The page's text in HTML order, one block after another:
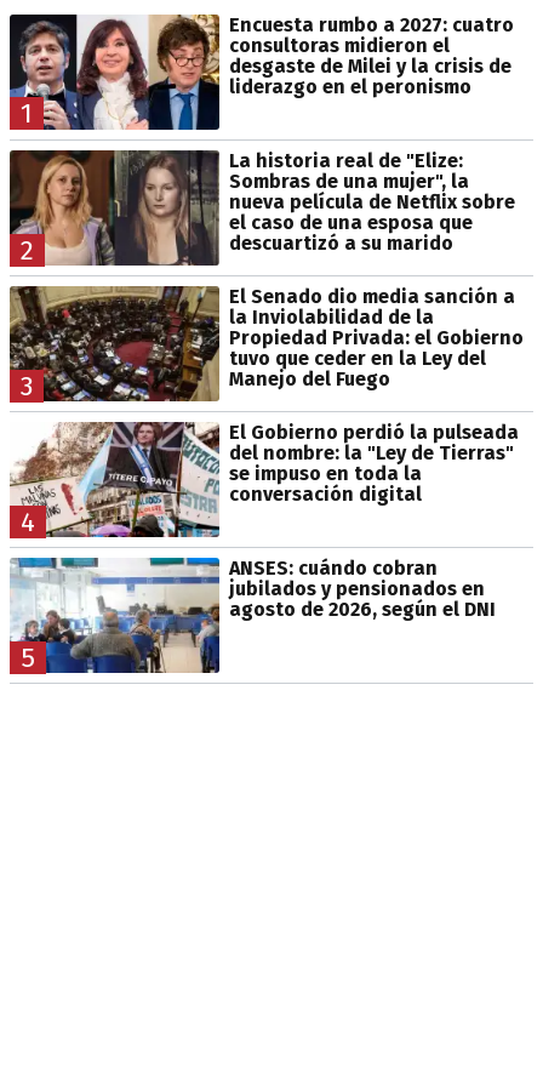
1
Encuesta rumbo a 2027: cuatro
consultoras midieron el
desgaste de Milei y la crisis de
liderazgo en el peronismo
2
La historia real de "Elize:
Sombras de una mujer", la
nueva película de Netflix sobre
el caso de una esposa que
descuartizó a su marido
3
El Senado dio media sanción a
la Inviolabilidad de la
Propiedad Privada: el Gobierno
tuvo que ceder en la Ley del
Manejo del Fuego
4
El Gobierno perdió la pulseada
del nombre: la "Ley de Tierras"
se impuso en toda la
conversación digital
5
ANSES: cuándo cobran
jubilados y pensionados en
agosto de 2026, según el DNI